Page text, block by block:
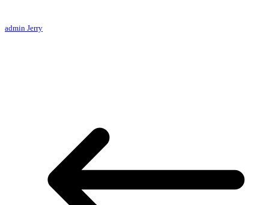
admin Jerry